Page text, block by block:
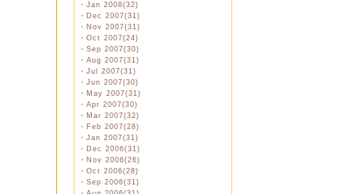
・ Jan 2008(32)
・ Dec 2007(31)
・ Nov 2007(31)
・ Oct 2007(24)
・ Sep 2007(30)
・ Aug 2007(31)
・ Jul 2007(31)
・ Jun 2007(30)
・ May 2007(31)
・ Apr 2007(30)
・ Mar 2007(32)
・ Feb 2007(28)
・ Jan 2007(31)
・ Dec 2006(31)
・ Nov 2006(26)
・ Oct 2006(28)
・ Sep 2006(31)